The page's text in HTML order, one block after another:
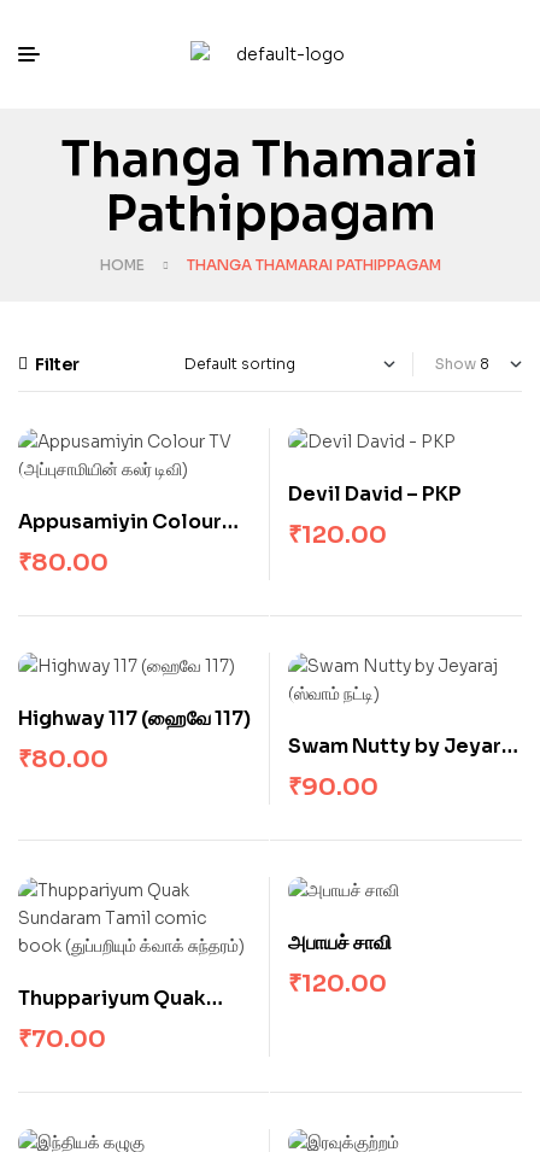
Thanga Thamarai
Pathippagam
HOME THANGA THAMARAI PATHIPPAGAM
Filter Show
Appusamiyin Colour
TV (அப்புசாமியின் கலர் டிவி)
₹80.00
Devil David – PKP
₹120.00
Highway 117 (ஹைவே 117)
₹80.00
Swam Nutty by Jeyaraj
(ஸ்வாம் நட்டி)
₹90.00
Thuppariyum Quak
Sundaram Tamil comic
₹70.00
அபாயச் சாவி
₹120.00